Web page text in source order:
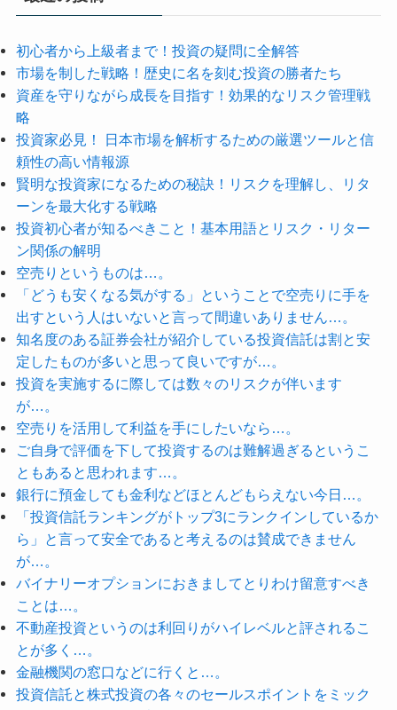
初心者から上級者まで！投資の疑問に全解答
市場を制した戦略！歴史に名を刻む投資の勝者たち
資産を守りながら成長を目指す！効果的なリスク管理戦
略
投資家必見！ 日本市場を解析するための厳選ツールと信
頼性の高い情報源
賢明な投資家になるための秘訣！リスクを理解し、リタ
ーンを最大化する戦略
投資初心者が知るべきこと！基本用語とリスク・リター
ン関係の解明
空売りというものは…。
「どうも安くなる気がする」ということで空売りに手を
出すという人はいないと言って間違いありません…。
知名度のある証券会社が紹介している投資信託は割と安
定したものが多いと思って良いですが…。
投資を実施するに際しては数々のリスクが伴います
が…。
空売りを活用して利益を手にしたいなら…。
ご自身で評価を下して投資するのは難解過ぎるというこ
ともあると思われます…。
銀行に預金しても金利などほとんどもらえない今日…。
「投資信託ランキングがトップ3にランクインしているか
ら」と言って安全であると考えるのは賛成できません
が…。
バイナリーオプションにおきましてとりわけ留意すべき
ことは…。
不動産投資というのは利回りがハイレベルと評されるこ
とが多く…。
金融機関の窓口などに行くと…。
投資信託と株式投資の各々のセールスポイントをミック